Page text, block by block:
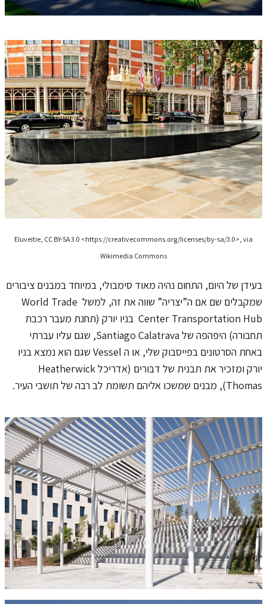
Eluveitie, CC BY-SA 3.0 <https://creativecommons.org/licenses/by-sa/3.0>, via
Wikimedia Commons
בעידן של היום, התחום נהיה מאוד סימבולי, במיוחד במבנים ציבורים
שמקבלים שם אם ה”יצריה” שווה את זה, למשל World Trade
Center Transportation Hub בניו יורק (תחנת מעבר רכבת
תחבורה) היפהפה של Santiago Calatrava, שגם עליו עברתי
באחת הסרטונים בפייסבוק שלי, או ה Vessel שגם הוא נמצא בניו
יורק ומזכיר את תבנית של דבורים (אדריכל Heatherwick
Thomas), מבנים שמשכו אליהם תשומת לב רבה של תושבי העיר.